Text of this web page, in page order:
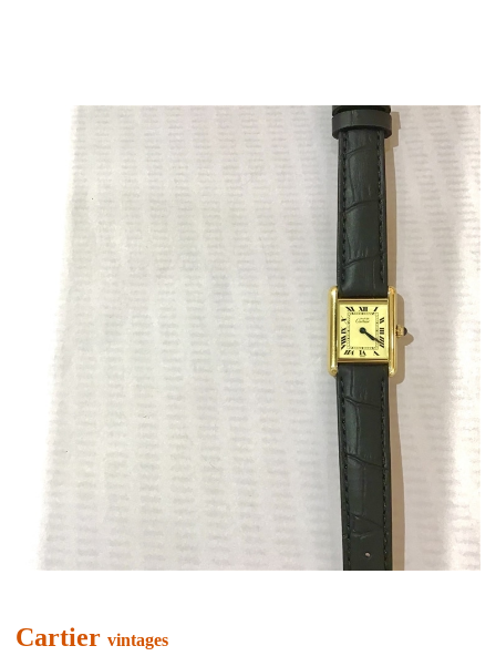
Cartier vintages